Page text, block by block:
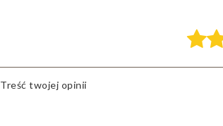
Treść twojej opinii